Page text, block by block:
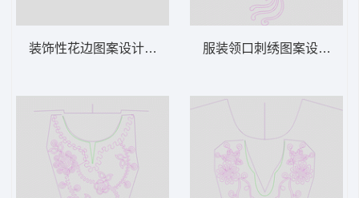
装饰性花边图案设计图 绳绣 盘带 链目绣 特服装领口刺绣图案设计 绳